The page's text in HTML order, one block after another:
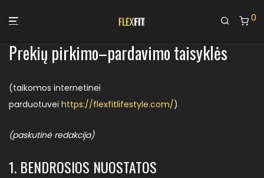
0
Prekių pirkimo–pardavimo taisyklės
(taikomos internetinei
parduotuvei https://flexfitlifestyle.com/)
(paskutinė redakcija)
1. BENDROSIOS NUOSTATOS